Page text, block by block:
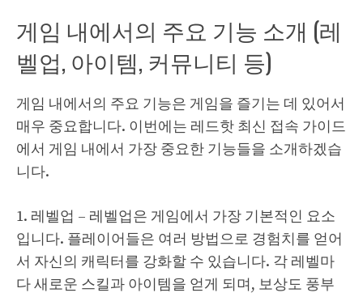
게임 내에서의 주요 기능 소개 (레
벨업, 아이템, 커뮤니티 등)
게임 내에서의 주요 기능은 게임을 즐기는 데 있어서
매우 중요합니다. 이번에는 레드핫 최신 접속 가이드
에서 게임 내에서 가장 중요한 기능들을 소개하겠습
니다.
1. 레벨업 – 레벨업은 게임에서 가장 기본적인 요소
입니다. 플레이어들은 여러 방법으로 경험치를 얻어
서 자신의 캐릭터를 강화할 수 있습니다. 각 레벨마
다 새로운 스킬과 아이템을 얻게 되며, 보상도 풍부